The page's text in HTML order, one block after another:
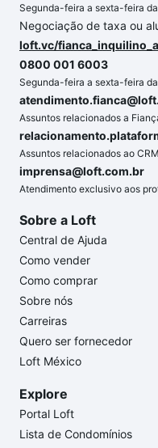
Segunda-feira a sexta-feira
Negociação de taxa ou
loft.vc/
0800 001 6003
Segunda-feira a sexta-feira
Assuntos relacionados a
Assuntos relacionados ao
imprensa@loft.com.br
Atendimento exclusivo aos
Sobre a Loft
Central de Ajuda
Como vender
Como comprar
Sobre nós
Carreiras
Quero ser fornecedor
Loft México
Explore
Portal Loft
Lista de Condomínios